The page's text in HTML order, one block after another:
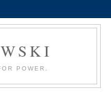
POWER.